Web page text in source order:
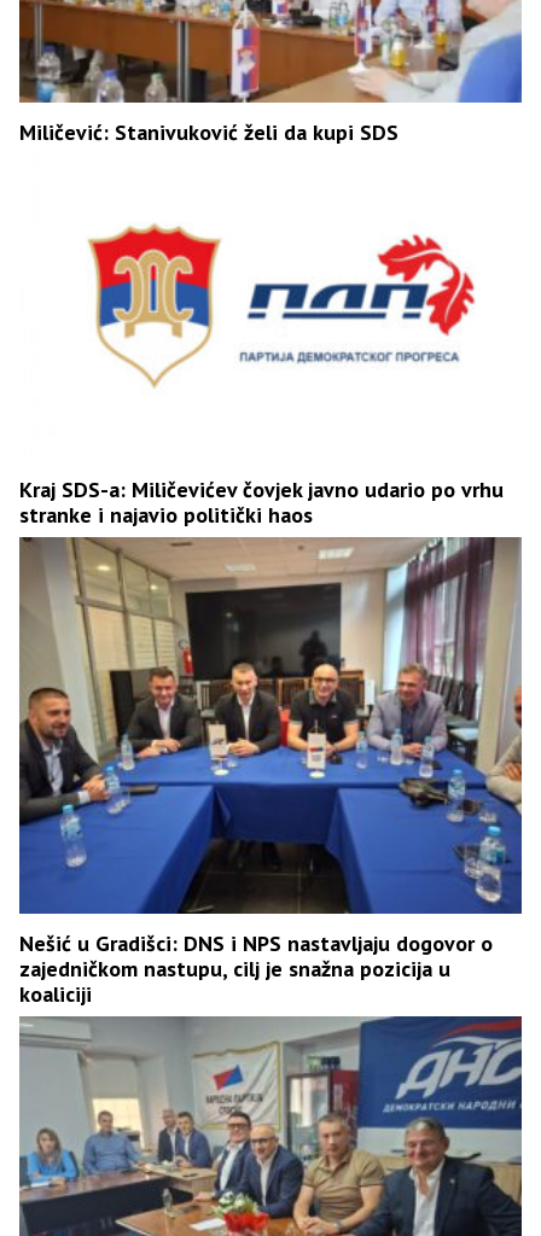
Miličević: Stanivuković želi da kupi SDS
Kraj SDS-a: Miličevićev čovjek javno udario po vrhu
stranke i najavio politički haos
Nešić u Gradišci: DNS i NPS nastavljaju dogovor o
zajedničkom nastupu, cilj je snažna pozicija u
koaliciji